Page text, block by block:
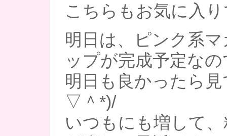
こちらもお気に入
明日は、ピンク系
ップが完成予定なの
明日も良かったら
▽＾*)/
いつもにも増して